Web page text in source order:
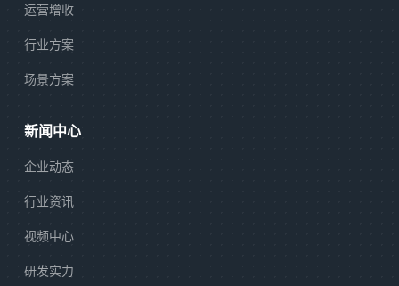
运营增收
行业方案
场景方案
新闻中心
企业动态
行业资讯
视频中心
研发实力